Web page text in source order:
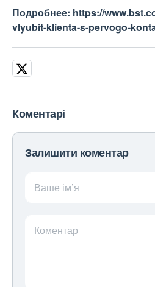
Подробнее: https://
vlyubit-klienta-s-pervogo-
Коментарі
Залишити коментар
Ваше ім’я
Коментар